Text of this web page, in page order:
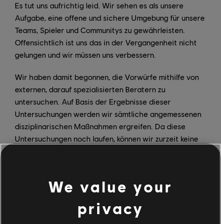
Es tut uns aufrichtig leid. Wir sehen es als unsere
Aufgabe, eine offene und sichere Umgebung für unsere
Teams, Spieler und Communitys zu gewährleisten.
Offensichtlich ist uns das in der Vergangenheit nicht
gelungen und wir müssen uns verbessern.
Wir haben damit begonnen, die Vorwürfe mithilfe von
externen, darauf spezialisierten Beratern zu
untersuchen. Auf Basis der Ergebnisse dieser
Untersuchungen werden wir sämtliche angemessenen
disziplinarischen Maßnahmen ergreifen. Da diese
Untersuchungen noch laufen, können wir zurzeit keine
um sicherstellen zu können, dass wir unangemessenes
We value your
privacy